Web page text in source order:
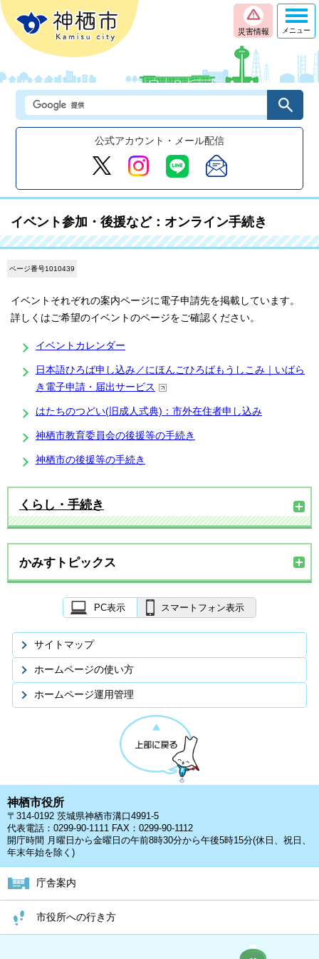
災害情報
公式アカウント・メール配信
メニュー
イベント参加・後援など：オンライン手続き
ページ番号1010439
イベントそれぞれの案内ページに電子申請先を掲載しています。
詳しくはご希望のイベントのページをご確認ください。
イベントカレンダー
日本語ひろば申し込み／にほんごひろばもうしこみ｜いばら
き電子申請・届出サービス
はたちのつどい(旧成人式典)：市外在住者申し込み
神栖市教育委員会の後援等の手続き
神栖市の後援等の手続き
くらし・手続き
かみすトピックス
PC表示 スマートフォン表示
サイトマップ
ホームページの使い方
ホームページ運用管理
神栖市役所
〒314-0192 茨城県神栖市溝口4991-5
代表電話：0299-90-1111 FAX：0299-90-1112
開庁時間 月曜日から金曜日の午前8時30分から午後5時15分(休日、祝日、
年末年始を除く)
庁舎案内
市役所への行き方